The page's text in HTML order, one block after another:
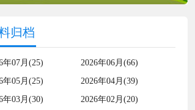
归档
年07月(25)
2026年06月(66)
年05月(25)
2026年04月(39)
年03月(30)
2026年02月(20)